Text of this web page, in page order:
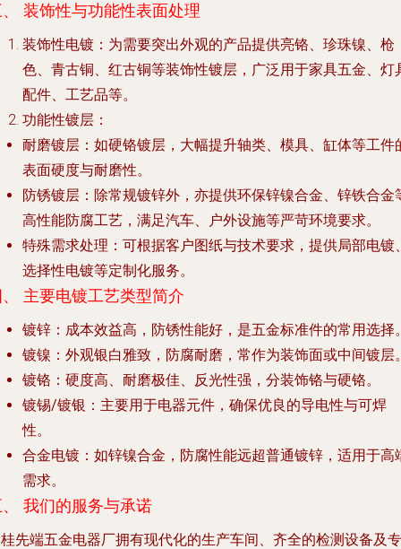
装饰性与功能性表面处理
装饰性电镀 ：为需要突出外观的产品提供亮铬、珍珠镍、枪
色、青古铜、红古铜等装饰性镀层，广泛用于家具五金、灯
配件、工艺品等。
功能性镀层 ：
耐磨镀层 ：如硬铬镀层，大幅提升轴类、模具、缸体等工件
表面硬度与耐磨性。
防锈镀层 ：除常规镀锌外，亦提供环保锌镍合金、锌铁合金
高性能防腐工艺，满足汽车、户外设施等严苛环境要求。
特殊需求处理 ：可根据客户图纸与技术要求，提供局部电镀
选择性电镀等定制化服务。
主要电镀工艺类型简介
镀锌 ：成本效益高，防锈性能好，是五金标准件的常用选择
镀镍 ：外观银白雅致，防腐耐磨，常作为装饰面或中间镀层
镀铬 ：硬度高、耐磨极佳、反光性强，分装饰铬与硬铬。
镀锡/镀银 ：主要用于电器元件，确保优良的导电性与可焊
性。
合金电镀 ：如锌镍合金，防腐性能远超普通镀锌，适用于高
需求。
我们的服务与承诺
先端五金电器厂拥有现代化的生产车间、齐全的检测设备及专